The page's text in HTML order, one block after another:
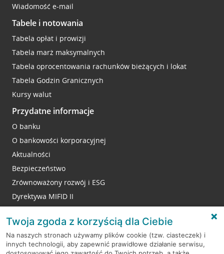
Wiadomość e-mail
Tabele i notowania
Tabela opłat i prowizji
Tabela marż maksymalnych
Tabela oprocentowania rachunków bieżących i lokat
Tabela Godzin Granicznych
Kursy walut
Przydatne informacje
O banku
O bankowości korporacyjnej
Aktualności
Bezpieczeństwo
Zrównoważony rozwój i ESG
Dyrektywa MIFID II
RODO
Twoja zgoda z korzyścią dla Ciebie
Na naszych stronach używamy plików cookie (tzw. ciasteczek) i
innych technologii, aby zapewnić prawidłowe działanie serwisu,